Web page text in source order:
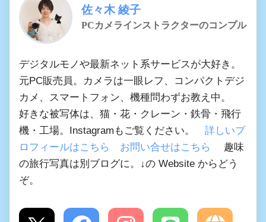
佐々木 綾子
PCカメラインストラクターのコンプル
デジタルモノや最新ネット系サービスが大好き。
元PC販売員。カメラは一眼レフ、コンパクトデジ
カメ、スマートフォン、機種問わずお教え中。
好きな被写体は、猫・花・クレーン・鉄骨・飛行
機・工場。Instagramもご覧ください。 詳しいプ
ロフィールはこちら
お問い合せはこちら
趣味
の旅行写真は別ブログに。↓の Website からどう
ぞ。